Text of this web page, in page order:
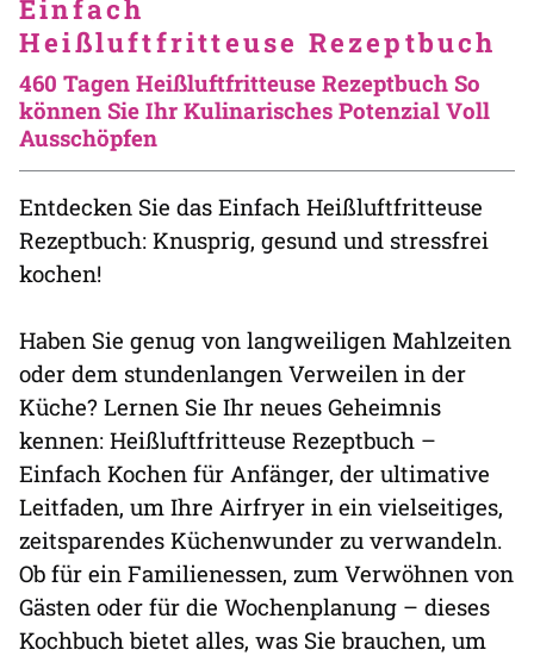
Einfach
Heißluftfritteuse Rezeptbuch
460 Tagen Heißluftfritteuse Rezeptbuch So
können Sie Ihr Kulinarisches Potenzial Voll
Ausschöpfen
Entdecken Sie das Einfach Heißluftfritteuse
Rezeptbuch: Knusprig, gesund und stressfrei
kochen!
Haben Sie genug von langweiligen Mahlzeiten
oder dem stundenlangen Verweilen in der
Küche? Lernen Sie Ihr neues Geheimnis
kennen: Heißluftfritteuse Rezeptbuch –
Einfach Kochen für Anfänger, der ultimative
Leitfaden, um Ihre Airfryer in ein vielseitiges,
zeitsparendes Küchenwunder zu verwandeln.
Ob für ein Familienessen, zum Verwöhnen von
Gästen oder für die Wochenplanung – dieses
Kochbuch bietet alles, was Sie brauchen, um